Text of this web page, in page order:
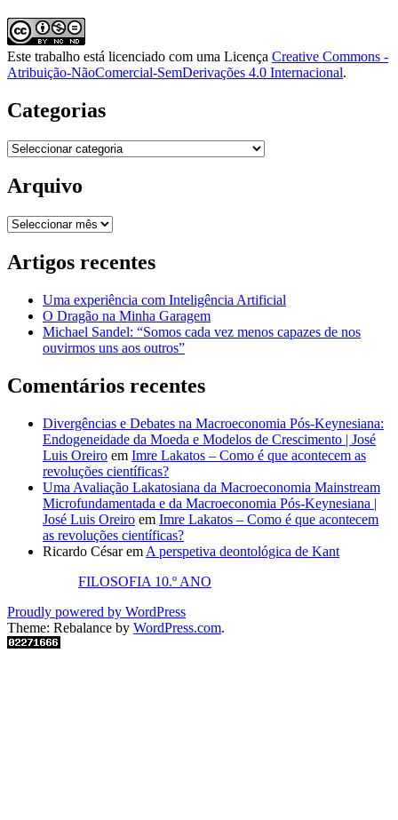
Este trabalho está licenciado com uma Licença Creative Commons -
Atribuição-NãoComercial-SemDerivações 4.0 Internacional.
Categorias
Categorias
Arquivo
Arquivo
Artigos recentes
Uma experiência com Inteligência Artificial
O Dragão na Minha Garagem
Michael Sandel: “Somos cada vez menos capazes de nos
ouvirmos uns aos outros”
Comentários recentes
Divergências e Debates na Macroeconomia Pós-Keynesiana:
Endogeneidade da Moeda e Modelos de Crescimento | José
Luis Oreiro em Imre Lakatos – Como é que acontecem as
revoluções científicas?
Uma Avaliação Lakatosiana da Macroeconomia Mainstream
Microfundamentada e da Macroeconomia Pós-Keynesiana |
José Luis Oreiro em Imre Lakatos – Como é que acontecem
as revoluções científicas?
Ricardo Césarem A perspetiva deontológica de Kant
FILOSOFIA 10.º ANO
Proudly powered by WordPress
Theme: Rebalance by WordPress.com.